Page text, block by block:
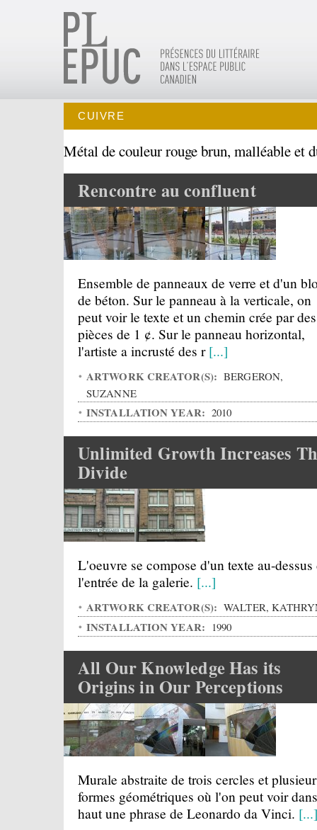
CUIVRE
Métal de couleur rouge brun, malléable et
Rencontre au confluent
Ensemble de panneaux de verre et d'un
de béton. Sur le panneau à la verticale, on
peut voir le texte et un chemin crée par des
pièces de 1 ¢. Sur le panneau horizontal,
l'artiste a incrusté des r[...]
ARTWORK CREATOR(S): BERGERON,
SUZANNE
INSTALLATION YEAR: 2010
Unlimited Growth Increases
Divide
L'oeuvre se compose d'un texte au-dessus
l'entrée de la galerie. [...]
ARTWORK CREATOR(S): WALTER,
INSTALLATION YEAR: 1990
All Our Knowledge Has its
Origins in Our Perceptions
Murale abstraite de trois cercles et
formes géométriques où l'on peut voir
haut une phrase de Leonardo da Vinci. [...]